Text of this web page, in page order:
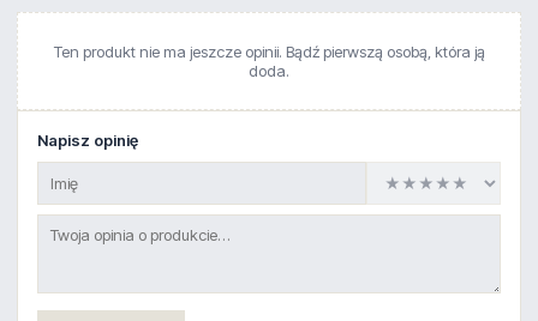
Ten produkt nie ma jeszcze opinii. Bądź pierwszą osobą, która ją
doda.
Napisz opinię